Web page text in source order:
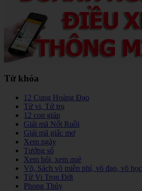
Từ khóa
12 Cung Hoàng Đạo
Tử vi, Tứ trụ
12 con giáp
Giải mã Nốt Ruồi
Giải mã giấc mơ
Xem ngày
Tướng số
Xem bói, xem quẻ
Võ, Sách võ miễn phí, võ đạo, võ học
Tử Vi Trọn Đời
Phong Thủy